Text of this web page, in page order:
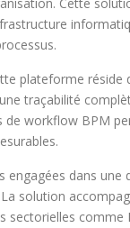
Cette
plateforme réside
traçabilité
workflow BPM
engagées dans
solution
sectorielles comme